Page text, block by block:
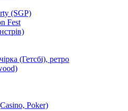
(SGP)
Fest
(Гетсбі), ретро
Poker)